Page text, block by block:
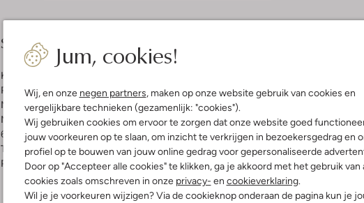
Jum, cookies!
Wij, en onze negen partners, maken op onze website gebruik van cookies en
vergelijkbare technieken (gezamenlijk: "cookies").
Wij gebruiken cookies om ervoor te zorgen dat onze website goed
jouw voorkeuren op te slaan, om inzicht te verkrijgen in bezoekersgedrag en
profiel op te bouwen van jouw online gedrag voor gepersonaliseerde
Door op "Accepteer alle cookies" te klikken, ga je akkoord met het gebruik van
cookies zoals omschreven in onze privacy- en cookieverklaring.
Wil je je voorkeuren wijzigen? Via de cookieknop onderaan de pagina kun je
Samenstelling & Pasvorm
Kleur:
Patroon: Effen
Materiaal:Polyester
Materiaalpercentages:
62% Polyester, 33% Viscose, 5% Elastaan
Taillehoogte:Hoge Taille
Pasvorm: Straight
Strijken op maximaal 150 °C
Kan niet in de droogtrommel
Gewone chemische
Niet bleken